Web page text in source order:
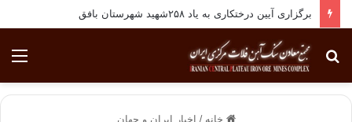
برگزاری آیین درختکاری به یاد ۲۵۸شهید شهرستان بافق
جستجو
برای
خانه / اخبار ایران و جهان